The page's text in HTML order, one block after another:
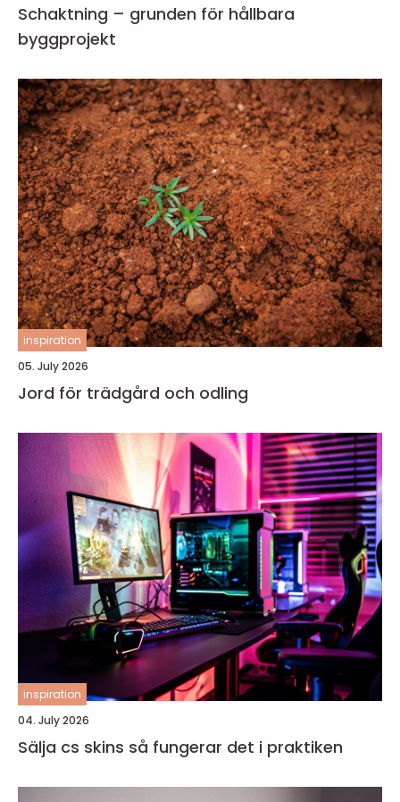
Schaktning – grunden för hållbara
byggprojekt
inspiration
05. July 2026
Jord för trädgård och odling
inspiration
04. July 2026
Sälja cs skins så fungerar det i praktiken